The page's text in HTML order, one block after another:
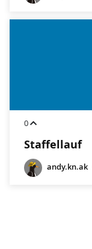
0
Staffellauf
andy.kn.ak